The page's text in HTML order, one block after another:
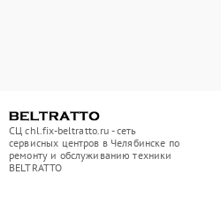
СЦ chl.fix-beltratto.ru - сеть
сервисных центров в Челябинске по
ремонту и обслуживанию техники
BELTRATTO